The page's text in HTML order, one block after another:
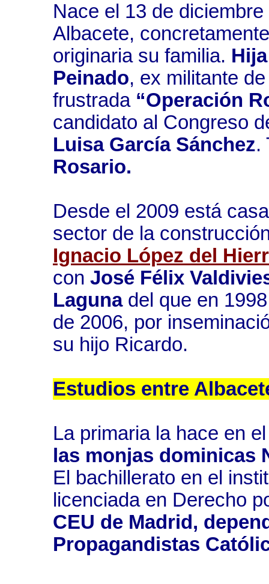
Nace el 13 de
Albacete,
originaria su familia.
Peinado, ex militante
frustrada “Operación
candidato al Congreso
Luisa García Sánchez.
Rosario.
Desde el 2009 está
sector de la
Ignacio López del
con José Félix
Lagunadel que en
de 2006, por
su hijo Ricardo.
Estudios entre
La primaria la hace en
las monjas dominicas
El bachillerato en el
licenciada en Derecho
CEU de Madrid,
Propagandistas